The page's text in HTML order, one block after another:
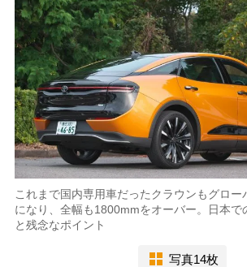
これまで国内専用車だったクラウンもグロー
になり、全幅も1800mmをオーバー。日本で
と残念なポイント
写真14枚